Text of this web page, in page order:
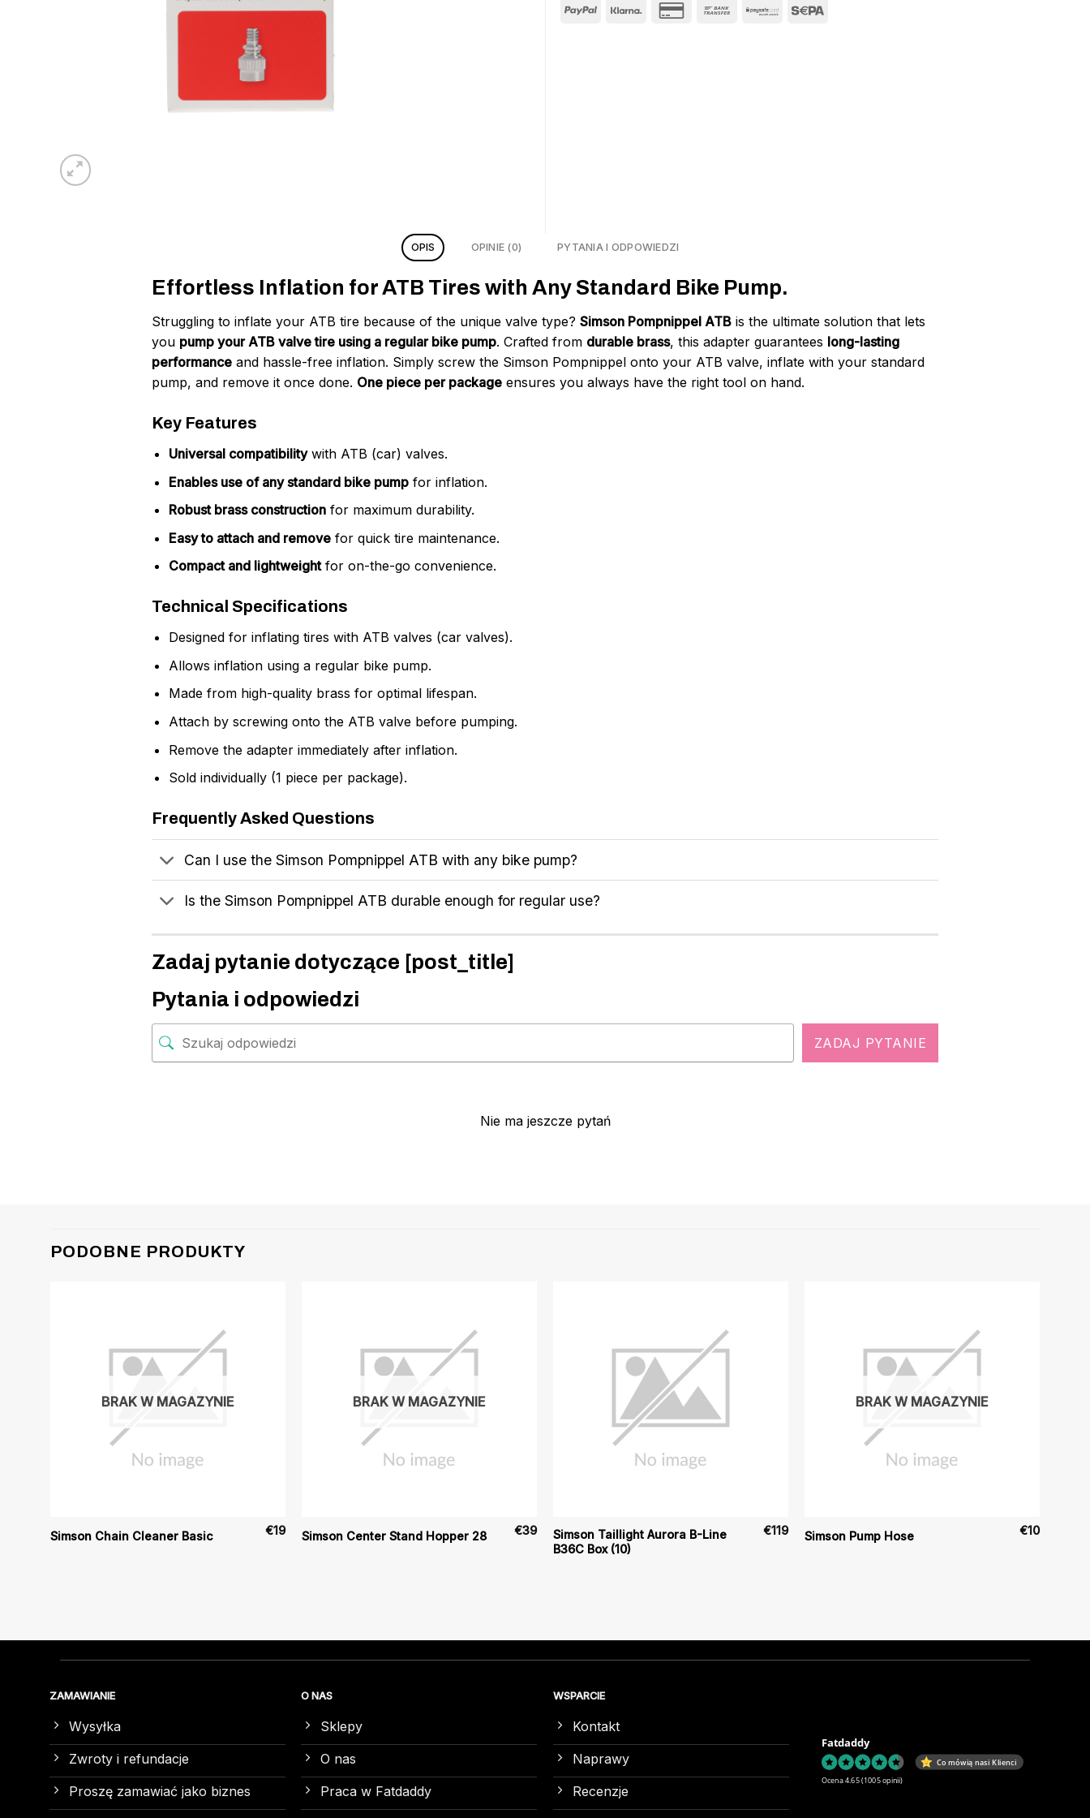
OPIS OPINIE (0) PYTANIA I ODPOWIEDZI
Effortless Inflation for ATB Tires with Any Standard Bike Pump.
Struggling to inflate your ATB tire because of the unique valve type? Simson Pompnippel ATB is the ultimate solution that lets
you pump your ATB valve tire using a regular bike pump. Crafted from durable brass, this adapter guarantees long-lasting
performance and hassle-free inflation. Simply screw the Simson Pompnippel onto your ATB valve, inflate with your standard
pump, and remove it once done. One piece per package ensures you always have the right tool on hand.
Key Features
Universal compatibilitywith ATB (car) valves.
Enables use of any standard bike pumpfor inflation.
Robust brass constructionfor maximum durability.
Easy to attach and removefor quick tire maintenance.
Compact and lightweightfor on-the-go convenience.
Technical Specifications
Designed for inflating tires with ATB valves (car valves).
Allows inflation using a regular bike pump.
Made from high-quality brass for optimal lifespan.
Attach by screwing onto the ATB valve before pumping.
Remove the adapter immediately after inflation.
Sold individually (1 piece per package).
Frequently Asked Questions
Can I use the Simson Pompnippel ATB with any bike pump?
Is the Simson Pompnippel ATB durable enough for regular use?
Zadaj pytanie dotyczące [post_title]
Pytania i odpowiedzi
ZADAJ PYTANIE
Nie ma jeszcze pytań
PODOBNE PRODUKTY
BRAK W MAGAZYNIE
Simson Chain Cleaner Basic €19
BRAK W MAGAZYNIE
Simson Center Stand Hopper 28 €39
Simson Taillight Aurora B-Line
B36C Box (10)
€119
BRAK W MAGAZYNIE
Simson Pump Hose €10
ZAMAWIANIE
Wysyłka
Zwroty i refundacje
Proszę zamawiać jako biznes
O NAS
Sklepy
O nas
Praca w Fatdaddy
WSPARCIE
Kontakt
Naprawy
Recenzje
Fatdaddy
Co mówią nasi Klienci
Ocena 4.65 (1005 opinii)